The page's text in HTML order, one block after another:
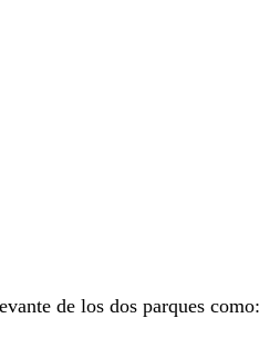
de los dos parques como: